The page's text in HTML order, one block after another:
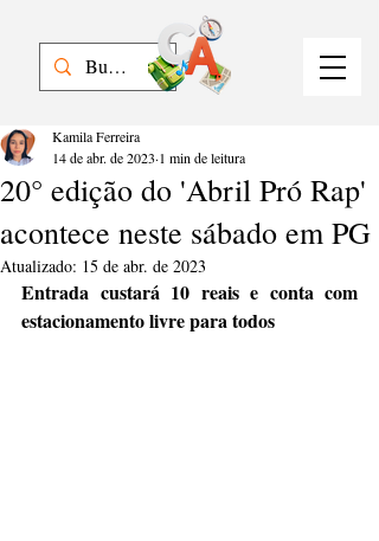
20° edição do 'Abril Pró Rap'
acontece neste sábado em PG
Kamila Ferreira
14 de abr. de 2023 1 min de leitura
Atualizado: 15 de abr. de 2023
Entrada custará 10 reais e conta com
estacionamento livre para todos